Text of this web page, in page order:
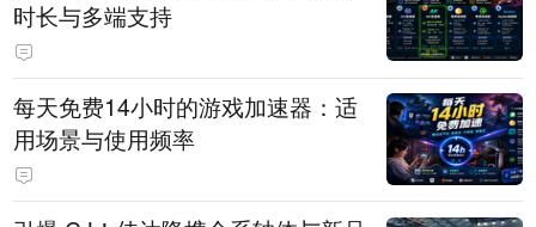
时长与多端支持
每天免费14小时的游戏加速器：适
用场景与使用频率